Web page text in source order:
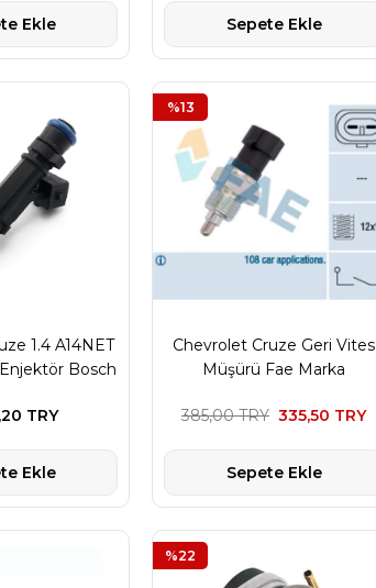
Ekle Sepete Ekle
1.4 A14NET
Bosch
TRY
Ekle
Chevrolet Cruze Geri Vites
Müşürü Fae Marka
335,50 TRY
385,00 TRY
Sepete Ekle
%13
%22